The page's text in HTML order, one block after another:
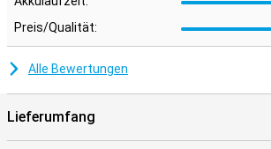
Preis/Qualität:
Alle Bewertungen
Lieferumfang